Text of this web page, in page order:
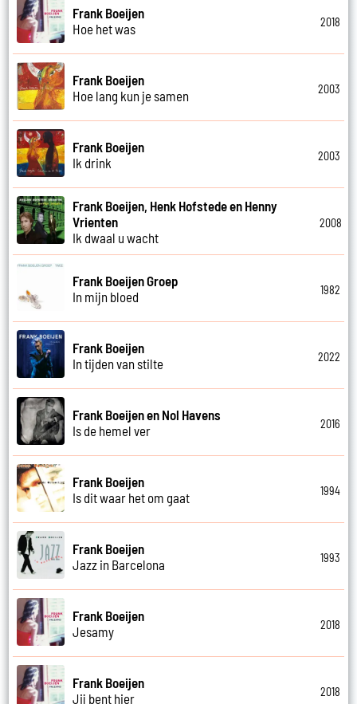
Frank Boeijen
Hoe het was
2018
Frank Boeijen
Hoe lang kun je samen
2003
Frank Boeijen
Ik drink
2003
Frank Boeijen, Henk Hofstede en Henny
Vrienten
Ik dwaal u wacht
2008
Frank Boeijen Groep
In mijn bloed
1982
Frank Boeijen
In tijden van stilte
2022
Frank Boeijen en Nol Havens
Is de hemel ver
2016
Frank Boeijen
Is dit waar het om gaat
1994
Frank Boeijen
Jazz in Barcelona
1993
Frank Boeijen
Jesamy
2018
Frank Boeijen
Jij bent hier
2018